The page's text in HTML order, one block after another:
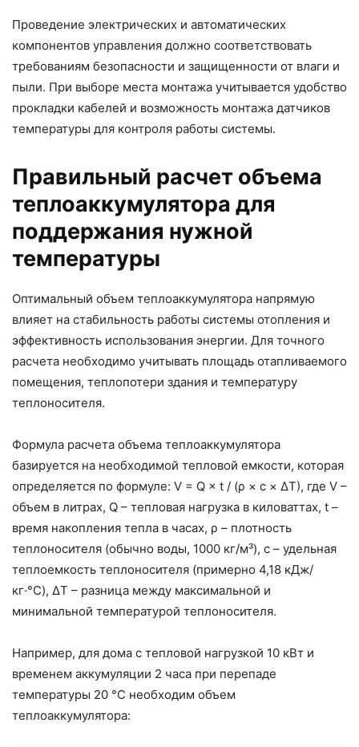
Проведение электрических и автоматических
компонентов управления должно соответствовать
требованиям безопасности и защищенности от влаги и
пыли. При выборе места монтажа учитывается удобство
прокладки кабелей и возможность монтажа датчиков
температуры для контроля работы системы.
Правильный расчет объема
теплоаккумулятора для
поддержания нужной
температуры
Оптимальный объем теплоаккумулятора напрямую
влияет на стабильность работы системы отопления и
эффективность использования энергии. Для точного
расчета необходимо учитывать площадь отапливаемого
помещения, теплопотери здания и температуру
теплоносителя.
Формула расчета объема теплоаккумулятора
базируется на необходимой тепловой емкости, которая
определяется по формуле: V = Q × t / (ρ × c × ΔT), где V –
объем в литрах, Q – тепловая нагрузка в киловаттах, t –
время накопления тепла в часах, ρ – плотность
теплоносителя (обычно воды, 1000 кг/м³), c – удельная
теплоемкость теплоносителя (примерно 4,18 кДж/
кг·°C), ΔT – разница между максимальной и
минимальной температурой теплоносителя.
Например, для дома с тепловой нагрузкой 10 кВт и
временем аккумуляции 2 часа при перепаде
температуры 20 °C необходим объем
теплоаккумулятора: